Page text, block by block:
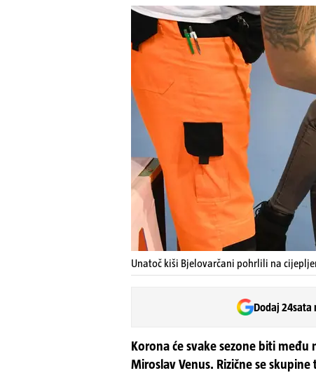
Unatoč kiši Bjelovarčani pohrlili na
Dodaj 24sata
Korona će svake sezone biti
Miroslav Venus. Rizične se